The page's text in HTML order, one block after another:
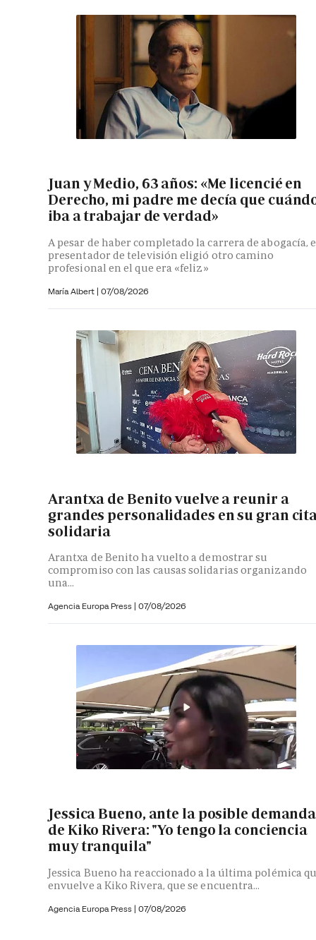
Juan y Medio, 63 años: «Me licencié en
Derecho, mi padre me decía que
iba a trabajar de verdad»
A pesar de haber completado la carrera de abogacía,
presentador de televisión eligió otro camino
profesional en el que era «feliz»
María Albert | 07/08/2026
Arantxa de Benito vuelve a reunir a
grandes personalidades en su gran
solidaria
Arantxa de Benito ha vuelto a demostrar su
compromiso con las causas solidarias organizando
una...
Agencia Europa Press | 07/08/2026
Jessica Bueno, ante la posible demanda
de Kiko Rivera: "Yo tengo la conciencia
muy tranquila"
Jessica Bueno ha reaccionado a la última polémica
envuelve a Kiko Rivera, que se encuentra...
Agencia Europa Press | 07/08/2026